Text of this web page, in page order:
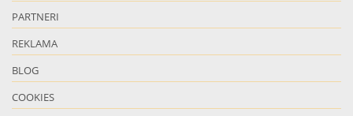
PARTNERI
REKLAMA
BLOG
COOKIES